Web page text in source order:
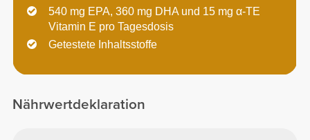
540 mg EPA, 360 mg DHA und 15 mg α-TE
Vitamin E pro Tagesdosis
Getestete Inhaltsstoffe
Nährwertdeklaration